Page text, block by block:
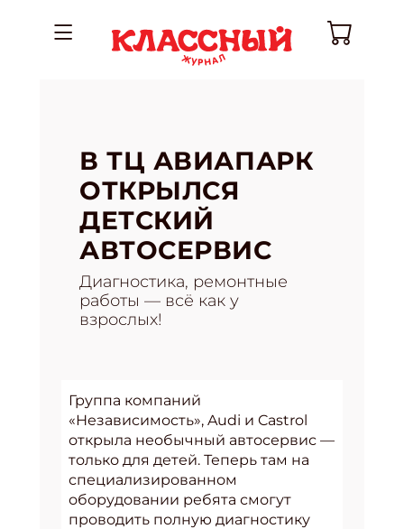
В ТЦ АВИАПАРК
ОТКРЫЛСЯ
ДЕТСКИЙ
АВТОСЕРВИС
Диагностика, ремонтные
работы — всё как у
взрослых!
Группа компаний
«Независимость», Audi и Castrol
открыла необычный автосервис —
только для детей. Теперь там на
специализированном
оборудовании ребята смогут
проводить полную диагностику